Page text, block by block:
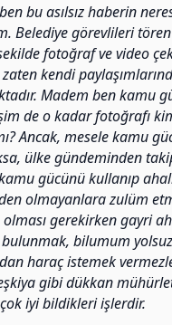
bu asılsız haberin
Belediye görevlileri
fotoğraf ve video
kendi
Madem ben kamu
de o kadar fotoğrafı
Ancak, mesele kamu
ülke gündeminden
gücünü kullanıp
olmayanlara zulüm
gerekirken gayri
bilumum
haraç istemek
gibi dükkan
iyi bildikleri işlerdir.